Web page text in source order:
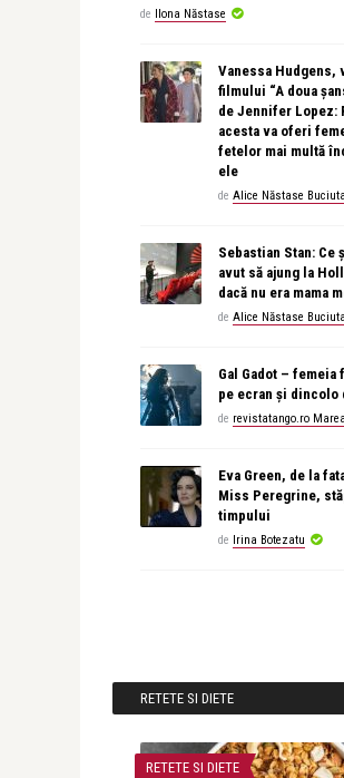
de Ilona Năstase
Vanessa Hudgens,
filmului “A doua
de Jennifer Lopez:
acesta va oferi
fetelor mai multă
ele
de Alice Năstase Buciuta
Sebastian Stan: Ce
avut să ajung la
dacă nu era mama
de Alice Năstase Buciuta
Gal Gadot – femeia
pe ecran și dincolo
de revistatango.ro
Eva Green, de la
Miss Peregrine,
timpului
de Irina Botezatu
RETETE SI DIETE
RETETE SI DIETE